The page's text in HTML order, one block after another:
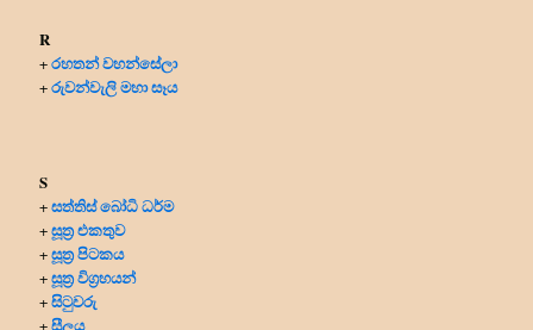
R
+රහතන් වහන්සේලා
+රුවන්වැලි මහා සෑය
S
+සත්තිස් බෝධි ධර්ම
+සූත්‍ර එකතුව
+සූත්‍ර පිටකය
+සූත්‍ර විග්‍රහයන්
+සිටුවරු
+සීලය